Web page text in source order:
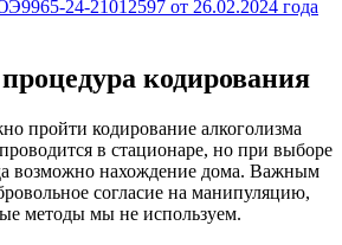
кодирования
пройти кодирование алкоголизма
в стационаре, но при выборе
возможно нахождение дома. Важным
согласие на манипуляцию,
методы мы не используем.